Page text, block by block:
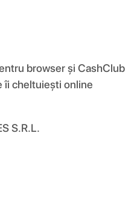
browser și CashClub
îi cheltuiești online
S.R.L.